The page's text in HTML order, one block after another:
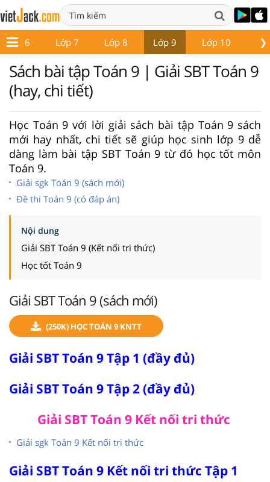
❯
Lớp 6 Lớp 7 Lớp 8 Lớp 9 Lớp 10
Sách bài tập Toán 9 | Giải SBT Toán 9
(hay, chi tiết)
Học Toán 9 với lời giải sách bài tập Toán 9 sách
mới hay nhất, chi tiết sẽ giúp học sinh lớp 9 dễ
dàng làm bài tập SBT Toán 9 từ đó học tốt môn
Toán 9.
Giải sgk Toán 9 (sách mới)
Đề thi Toán 9 (có đáp án)
Nội dung
Giải SBT Toán 9 (Kết nối tri thức)
Học tốt Toán 9
Giải SBT Toán 9 (sách mới)
(250K) HỌC TOÁN 9 KNTT
Giải SBT Toán 9 Tập 1 (đầy đủ)
Giải SBT Toán 9 Tập 2 (đầy đủ)
Giải SBT Toán 9 Kết nối tri thức
Giải sgk Toán 9 Kết nối tri thức
Giải SBT Toán 9 Kết nối tri thức Tập 1